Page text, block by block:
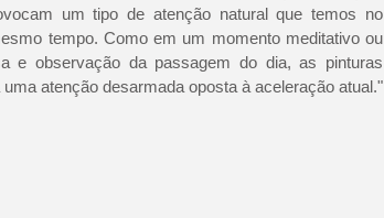
um tipo de atenção natural que temos no
tempo. Como em um momento meditativo ou
e observação da passagem do dia, as pinturas
atenção desarmada oposta à aceleração atual."